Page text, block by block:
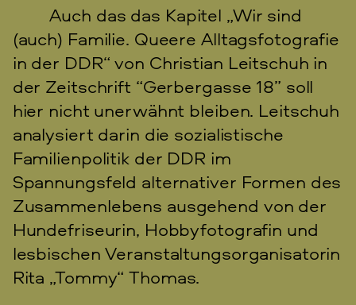
Auch das das Kapitel „Wir sind
(auch) Familie. Queere Alltagsfotografie
in der DDR“ von Christian Leitschuh in
der Zeitschrift “Gerbergasse 18” soll
hier nicht unerwähnt bleiben. Leitschuh
analysiert darin die sozialistische
Familienpolitik der DDR im
Spannungsfeld alternativer Formen des
Zusammenlebens ausgehend von der
Hundefriseurin, Hobbyfotografin und
lesbischen Veranstaltungsorganisatorin
Rita „Tommy“ Thomas.